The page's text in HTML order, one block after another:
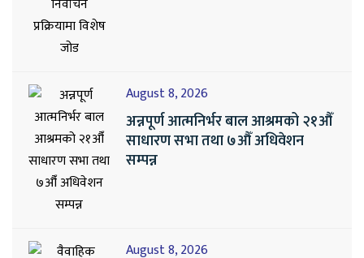
August 8, 2026
अन्नपूर्ण आत्मनिर्भर बाल आश्रमको २१औँ
साधारण सभा तथा ७औँ अधिवेशन
सम्पन्न
August 8, 2026